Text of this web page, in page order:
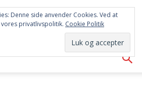
AVISEN
Denne side anvender Cookies. Ved at
privatlivspolitik. Cookie Politik